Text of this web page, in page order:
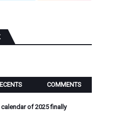
COMMENTS
calendar of 2025 finally